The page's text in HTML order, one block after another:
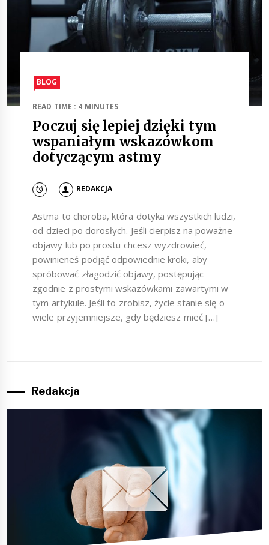
BLOG
READ TIME : 4 MINUTES
Poczuj się lepiej dzięki tym
wspaniałym wskazówkom
dotyczącym astmy
REDAKCJA
Astma to choroba, która dotyka wszystkich ludzi,
od dzieci po dorosłych. Jeśli cierpisz na poważne
objawy lub po prostu chcesz wyzdrowieć,
powinieneś podjąć odpowiednie kroki, aby
spróbować złagodzić objawy, postępując
zgodnie z prostymi wskazówkami zawartymi w
tym artykule. Jeśli to zrobisz, życie stanie się o
wiele przyjemniejsze, gdy będziesz mieć […]
Redakcja